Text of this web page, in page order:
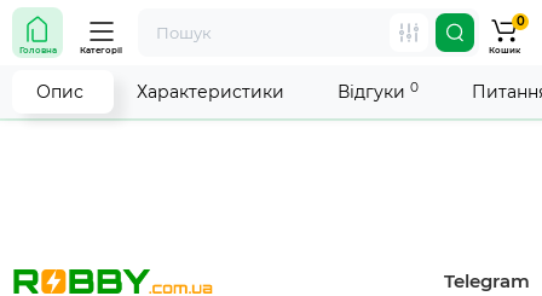
Увага! Роботу магазину тимчасово припинено. Ми
робимо все можливе, щоб відновити прийом
замовлень якнайшвидше.
Telegram
Головна Категорії
0
Кошик
Опис Характеристики Відгуки 0